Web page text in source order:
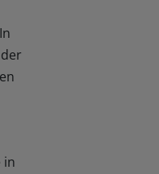
in